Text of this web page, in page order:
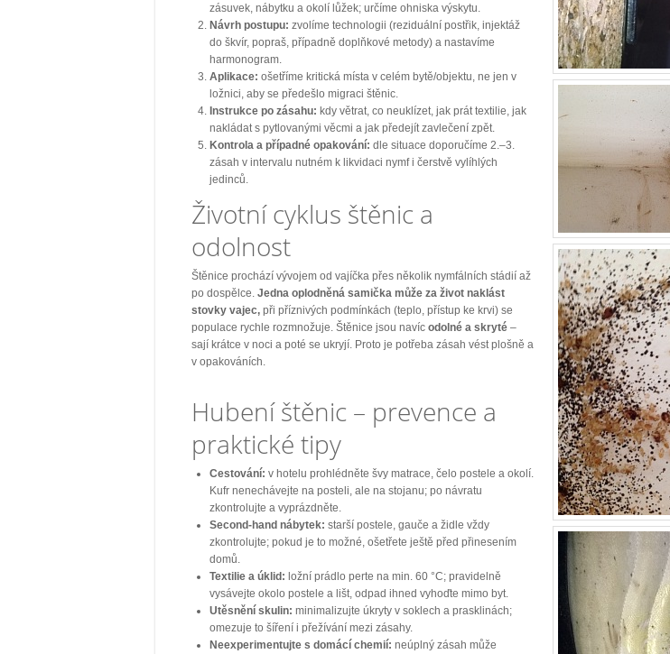
zásuvek, nábytku a okolí lůžek; určíme ohniska výskytu.
Návrh postupu: zvolíme technologii (reziduální postřik, injektáž
do škvír, popraš, případně doplňkové metody) a nastavíme
harmonogram.
Aplikace: ošetříme kritická místa v celém bytě/objektu, ne jen v
ložnici, aby se předešlo migraci štěnic.
Instrukce po zásahu: kdy větrat, co neuklízet, jak prát textilie, jak
nakládat s pytlovanými věcmi a jak předejít zavlečení zpět.
Kontrola a případné opakování: dle situace doporučíme 2.–3.
zásah v intervalu nutném k likvidaci nymf i čerstvě vylíhlých
jedinců.
Životní cyklus štěnic a
odolnost
Štěnice prochází vývojem od vajíčka přes několik nymfálních stádií až
po dospělce. Jedna oplodněná samička může za život naklást
stovky vajec, při příznivých podmínkách (teplo, přístup ke krvi) se
populace rychle rozmnožuje. Štěnice jsou navíc odolné a skryté –
sají krátce v noci a poté se ukryjí. Proto je potřeba zásah vést plošně a
v opakováních.
Hubení štěnic – prevence a
praktické tipy
Cestování: v hotelu prohlédněte švy matrace, čelo postele a okolí.
Kufr nenechávejte na posteli, ale na stojanu; po návratu
zkontrolujte a vyprázdněte.
Second-hand nábytek: starší postele, gauče a židle vždy
zkontrolujte; pokud je to možné, ošetřete ještě před přinesením
domů.
Textilie a úklid: ložní prádlo perte na min. 60 °C; pravidelně
vysávejte okolo postele a lišt, odpad ihned vyhoďte mimo byt.
Utěsnění skulin: minimalizujte úkryty v soklech a prasklinách;
omezuje to šíření i přežívání mezi zásahy.
Neexperimentujte s domácí chemií: neúplný zásah může